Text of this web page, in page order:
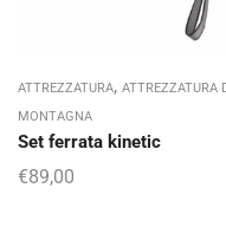
ATTREZZATURA, ATTREZZATURA
MONTAGNA
Set ferrata kinetic
€89,00